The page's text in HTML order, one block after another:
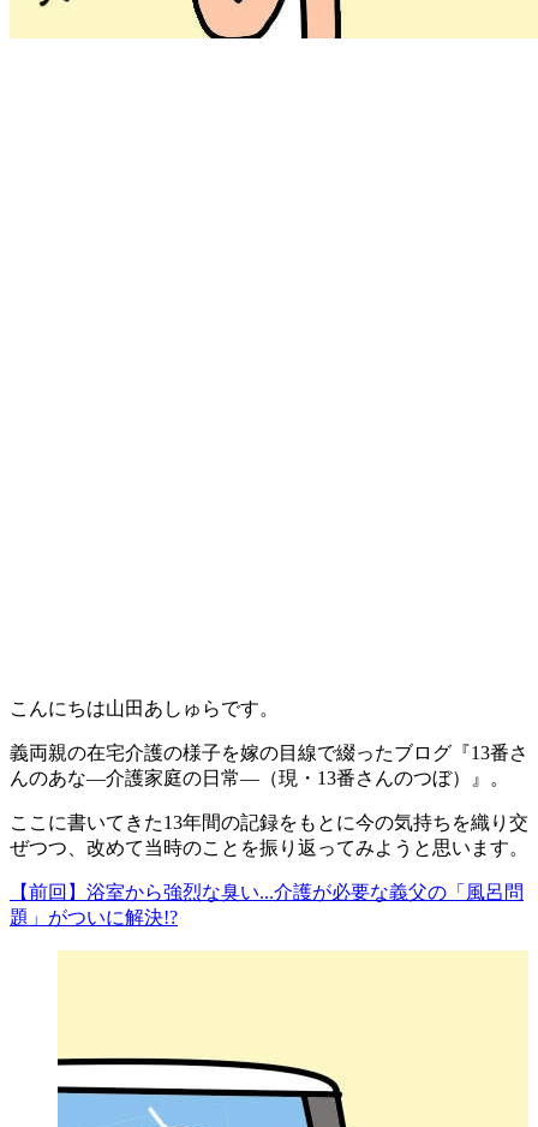
こんにちは山田あしゅらです。
義両親の在宅介護の様子を嫁の目線で綴ったブログ『13番さ
んのあな―介護家庭の日常―（現・13番さんのつぼ）』。
ここに書いてきた13年間の記録をもとに今の気持ちを織り交
ぜつつ、改めて当時のことを振り返ってみようと思います。
【前回】浴室から強烈な臭い...介護が必要な義父の「風呂問
題」がついに解決!?